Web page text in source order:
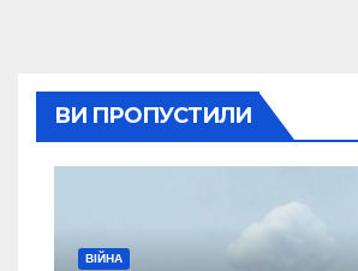
ВИ ПРОПУСТИЛИ
ВІЙНА